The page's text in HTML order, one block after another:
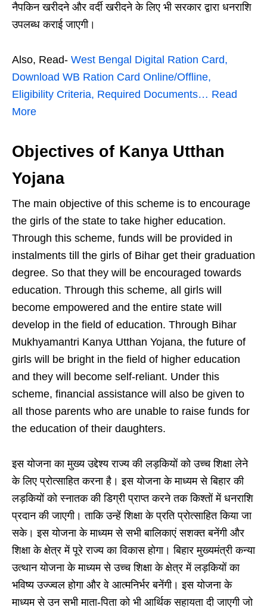
नैपकिन खरीदने और वर्दी खरीदने के लिए भी सरकार द्वारा धनराशि
उपलब्ध कराई जाएगी।
Also, Read- West Bengal Digital Ration Card,
Download WB Ration Card Online/Offline,
Eligibility Criteria, Required Documents… Read
More
Objectives of Kanya Utthan
Yojana
The main objective of this scheme is to encourage
the girls of the state to take higher education.
Through this scheme, funds will be provided in
instalments till the girls of Bihar get their graduation
degree. So that they will be encouraged towards
education. Through this scheme, all girls will
become empowered and the entire state will
develop in the field of education. Through Bihar
Mukhyamantri Kanya Utthan Yojana, the future of
girls will be bright in the field of higher education
and they will become self-reliant. Under this
scheme, financial assistance will also be given to
all those parents who are unable to raise funds for
the education of their daughters.
इस योजना का मुख्य उद्देश्य राज्य की लड़कियों को उच्च शिक्षा लेने
के लिए प्रोत्साहित करना है। इस योजना के माध्यम से बिहार की
लड़कियों को स्नातक की डिग्री प्राप्त करने तक किश्तों में धनराशि
प्रदान की जाएगी। ताकि उन्हें शिक्षा के प्रति प्रोत्साहित किया जा
सके। इस योजना के माध्यम से सभी बालिकाएं सशक्त बनेंगी और
शिक्षा के क्षेत्र में पूरे राज्य का विकास होगा। बिहार मुख्यमंत्री कन्या
उत्थान योजना के माध्यम से उच्च शिक्षा के क्षेत्र में लड़कियों का
भविष्य उज्ज्वल होगा और वे आत्मनिर्भर बनेंगी। इस योजना के
माध्यम से उन सभी माता-पिता को भी आर्थिक सहायता दी जाएगी जो